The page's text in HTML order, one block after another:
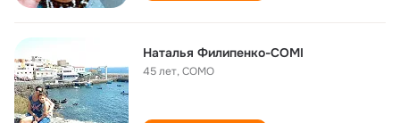
Наталья Филипенко-COMI
45 лет,COMO